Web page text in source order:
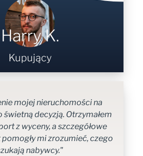
Harry K.
Kupujący
mojej nieruchomości na
świetną decyzją. Otrzymałem
z wyceny, a szczegółowe
mi zrozumieć, czego
nabywcy."